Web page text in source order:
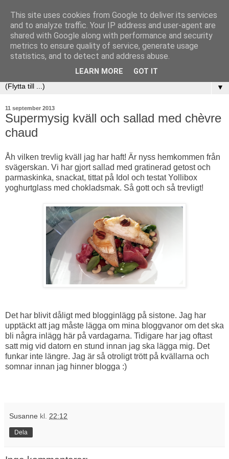
▼
11 september 2013
Supermysig kväll och sallad med chèvre
chaud
Åh vilken trevlig kväll jag har haft! Är nyss hemkommen från
svägerskan. Vi har gjort sallad med gratinerad getost och
parmaskinka, snackat, tittat på Idol och testat Yollibox
yoghurtglass med chokladsmak. Så gott och så trevligt!
Det har blivit dåligt med blogginlägg på sistone. Jag har
upptäckt att jag måste lägga om mina bloggvanor om det ska
bli några inlägg här på vardagarna. Tidigare har jag oftast
satt mig vid datorn en stund innan jag ska lägga mig. Det
funkar inte längre. Jag är så otroligt trött på kvällarna och
somnar innan jag hinner blogga :)
Susanne kl. 22:12
Dela
This site uses cookies from Google to deliver its services
and to analyze traffic. Your IP address and user-agent are
shared with Google along with performance and security
metrics to ensure quality of service, generate usage
statistics, and to detect and address abuse.
LEARN MORE GOT IT